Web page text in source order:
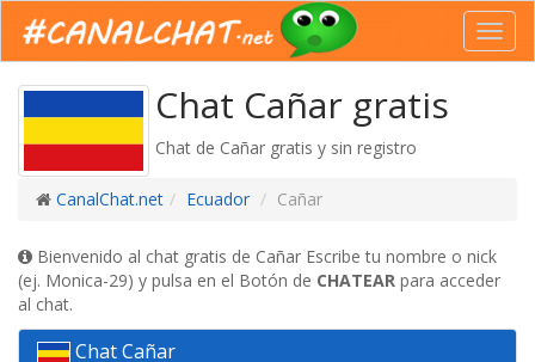
Chat Cañar gratis
Chat de Cañar gratis y sin registro
CanalChat.net Ecuador Cañar
Bienvenido al chat gratis de Cañar Escribe tu nombre o nick
(ej. Monica-29) y pulsa en el Botón de CHATEAR para acceder
al chat.
Chat Cañar